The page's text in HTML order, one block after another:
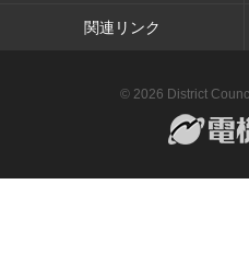
関連リンク
© 2026 District